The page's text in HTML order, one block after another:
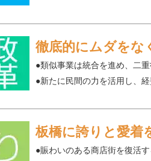
徹底的にムダをな
●類似事業は統合を進め、二
●新たに民間の力を活用し、
板橋に誇りと愛着
●賑わいのある商店街を復活す